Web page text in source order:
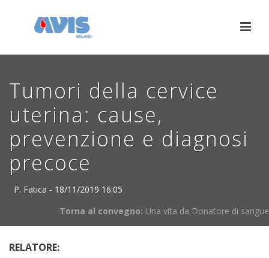
Tumori della cervice
uterina: cause,
prevenzione e diagnosi
precoce
P. Fatica - 18/11/2019 16:05
Torna al convegno: Una vita da Donatore di sangue
RELATORE: